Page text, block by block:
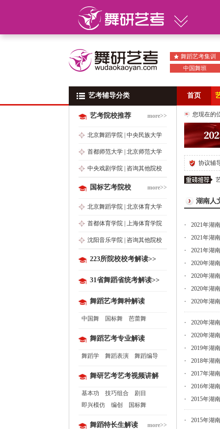
舞蹈艺考集训
中国舞班
艺考辅导分类 首页
艺考辅导分类
艺考院校推荐 more>>
北京舞蹈学院 中央民族大学
首都师范大学 北京师范大学
中央戏剧学院 咨询其他院校
国标艺考院校 more>>
北京舞蹈学院 北京体育大学
首都体育学院 上海体育学院
沈阳音乐学院 咨询其他院校
223所院校校考解读>>
31省舞蹈省统考解读>>
舞蹈艺考舞种解读
中国舞 国标舞 芭蕾舞
舞蹈艺考专业解读
舞蹈学 舞蹈表演 舞蹈编导
舞研艺考艺考视频讲解
基本功 技巧组合
剧目
即兴模仿
编创 国标舞
舞蹈特长生解读 more>>
您现在的
协议辅
湖南人
2021年湖
2021年湖
2021年湖
2020年湖
2020年湖
2020年湖
2020年湖
2020年湖
2020年湖
2019年湖
2018年湖
2017年湖
2016年湖
2015年湖
2015年湖